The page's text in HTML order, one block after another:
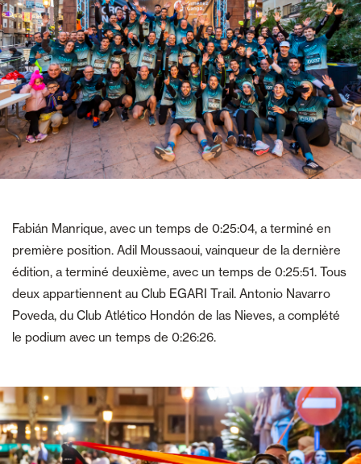
Fabián Manrique, avec un temps de 0:25:04, a terminé en
première position. Adil Moussaoui, vainqueur de la dernière
édition, a terminé deuxième, avec un temps de 0:25:51. Tous
deux appartiennent au Club EGARI Trail. Antonio Navarro
Poveda, du Club Atlético Hondón de las Nieves, a complété
le podium avec un temps de 0:26:26.